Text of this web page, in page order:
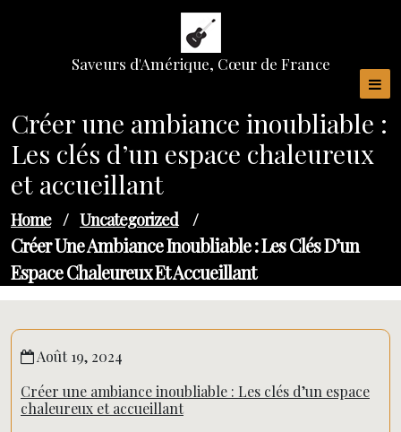
Saveurs d'Amérique, Cœur de France
Créer une ambiance inoubliable :
Les clés d’un espace chaleureux
et accueillant
Home / Uncategorized /
Créer Une Ambiance Inoubliable : Les Clés D’un
Espace Chaleureux Et Accueillant
Août 19, 2024
Créer une ambiance inoubliable : Les clés d’un espace
chaleureux et accueillant